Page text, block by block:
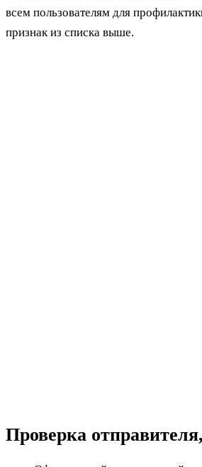
всем пользователям для
признак из списка выше.
Проверка